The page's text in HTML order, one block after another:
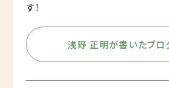
す！
浅野 正明が書いたブロ